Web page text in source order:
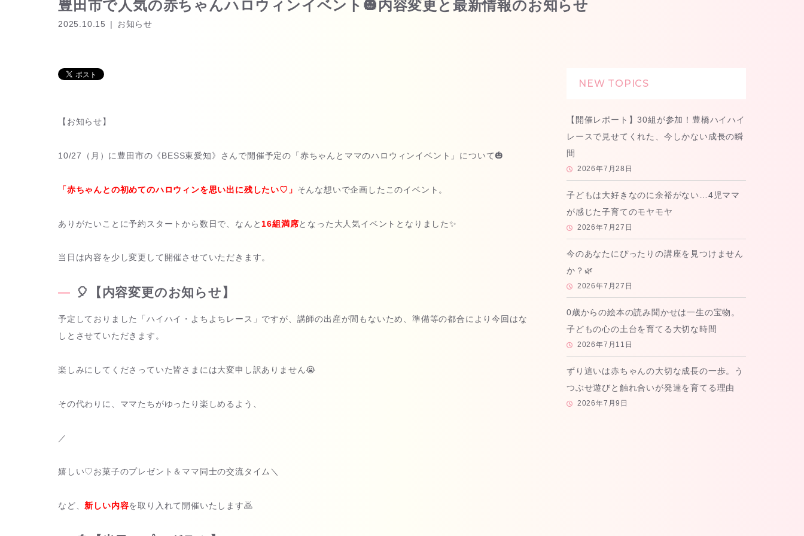
豊田市で人気の赤ちゃんハロウィンイベント🎃内容変更と最新情報のお知らせ
2025.10.15 お知らせ
【お知らせ】
10/27（月）に豊田市の《BESS東愛知》さんで開催予定の「赤ちゃんとママのハロウィンイベント」について🎃
「赤ちゃんとの初めてのハロウィンを思い出に残したい♡」 そんな想いで企画したこのイベント。
ありがたいことに予約スタートから数日で、なんと 16組満席となった大人気イベントとなりました✨
当日は内容を少し変更して開催させていただきます。
🎈【内容変更のお知らせ】
予定しておりました「ハイハイ・よちよちレース」ですが、講師の出産が間もないため、準備等の都合により今回はな
しとさせていただきます。
楽しみにしてくださっていた皆さまには大変申し訳ありません😭
その代わりに、ママたちがゆったり楽しめるよう、
／
嬉しい♡お菓子のプレゼント＆ママ同士の交流タイム＼
など、 新しい内容を取り入れて開催いたします🙇
NEW TOPICS
【開催レポート】30組が参加！豊橋ハイハイ
レースで見せてくれた、今しかない成長の瞬
間
2026年7月28日
子どもは大好きなのに余裕がない…4児ママ
が感じた子育てのモヤモヤ
2026年7月27日
今のあなたにぴったりの講座を見つけません
か？🌿
2026年7月27日
0歳からの絵本の読み聞かせは一生の宝物。
子どもの心の土台を育てる大切な時間
2026年7月11日
ずり這いは赤ちゃんの大切な成長の一歩。う
つぶせ遊びと触れ合いが発達を育てる理由
2026年7月9日